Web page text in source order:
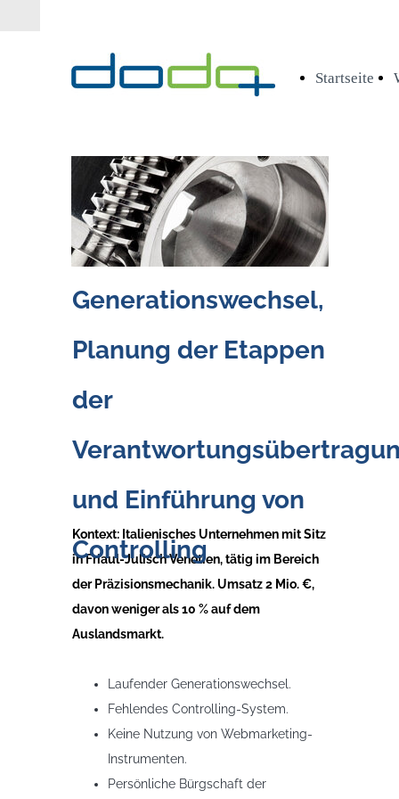
Startseite
Generationswechsel,
Planung der Etappen
der
und Einführung von
Controlling
Kontext: Italienisches Unternehmen mit Sitz
in Friaul-Julisch Venetien, tätig im Bereich
der Präzisionsmechanik. Umsatz 2 Mio. €,
davon weniger als 10 % auf dem
Auslandsmarkt.
Laufender Generationswechsel.
Fehlendes Controlling-System.
Keine Nutzung von Webmarketing-
Instrumenten.
Persönliche Bürgschaft der